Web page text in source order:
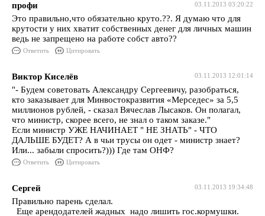
03.11.2013 03:20:22
профи
Это правильно,что обязательно круто.??. Я думаю что для
крутости у них хватит собственных денег для личных машин
ведь не запрещено на работе собст авто??
Ответить Цитировать
03.11.2013 12:01:14
Виктор Киселёв
"- Будем советовать Александру Сергеевичу, разобраться,
кто заказывает для Минвостокразвития «Мерседес» за 5,5
миллионов рублей, - сказал Вячеслав Лысаков. Он полагал,
что министр, скорее всего, не знал о таком заказе."
Если министр УЖЕ НАЧИНАЕТ " НЕ ЗНАТЬ" - ЧТО
ДАЛЬШЕ БУДЕТ? А в чьи трусы он одет - министр знает?
Или... забыли спросить?))) Где там ОНФ?
Ответить Цитировать
03.11.2013 19:34:48
Сергей
Правильно парень сделал.
Еще арендодателей жадных надо лишить гос.кормушки.